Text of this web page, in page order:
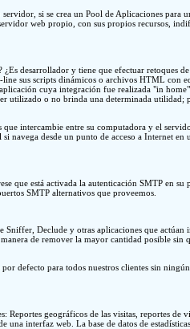
si se crea un Pool de Aplicaciones
web propio, con sus propios recursos,
desarrollador y tiene que efectuar
sus scripts dinámicos o archivos HTML con
cuya integración fue realizada "in
utilizado o no brinda una determinada
intercambie entre su computadora y el
desde un punto de acceso a Internet
está activada la autenticación SMTP en
SMTP alternativos que proveemos.
Declude y otras aplicaciones que
de remover la mayor cantidad posible
defecto para todos nuestros clientes sin
Reportes geográficos de las visitas, reportes
interfaz web. La base de datos de